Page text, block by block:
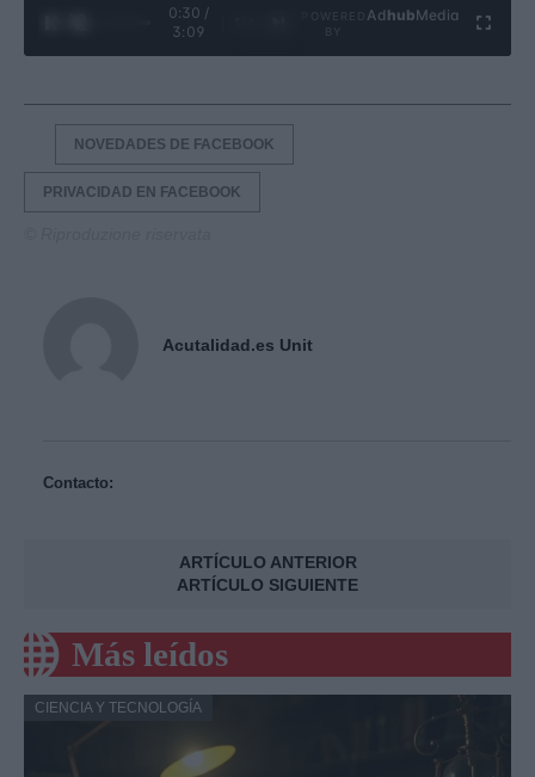
0:31 /
3:09
Ad hubMedia
NOVEDADES DE FACEBOOK
PRIVACIDAD EN FACEBOOK
Acutalidad.es Unit
Contacto:
ARTÍCULO ANTERIOR
ARTÍCULO SIGUIENTE
Más leídos
CIENCIA Y TECNOLOGÍA